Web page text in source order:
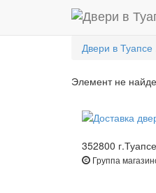
Двери в Туапсе
Элемент не
352800
Группа